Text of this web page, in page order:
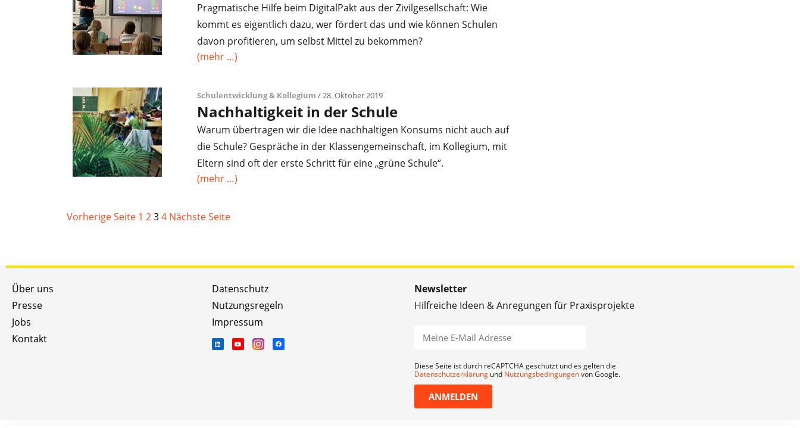
Pragmatische Hilfe beim DigitalPakt aus der Zivilgesellschaft: Wie
kommt es eigentlich dazu, wer fördert das und wie können Schulen
davon profitieren, um selbst Mittel zu bekommen?
(mehr …)
Schulentwicklung & Kollegium / 28. Oktober 2019
Nachhaltigkeit in der Schule
Warum übertragen wir die Idee nachhaltigen Konsums nicht auch auf
die Schule? Gespräche in der Klassengemeinschaft, im Kollegium, mit
Eltern sind oft der erste Schritt für eine „grüne Schule“.
(mehr …)
Vorherige Seite 1 234 Nächste Seite
Über uns
Presse
Jobs
Kontakt
Datenschutz
Nutzungsregeln
Impressum
Newsletter
Hilfreiche Ideen & Anregungen für Praxisprojekte
Diese Seite ist durch reCAPTCHA geschützt und es gelten die
Datenschutzerklärung und Nutzungsbedingungenvon Google.
ANMELDEN